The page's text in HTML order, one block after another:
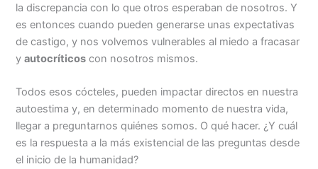
la discrepancia con lo que otros esperaban de nosotros. Y
es entonces cuando pueden generarse unas expectativas
de castigo, y nos volvemos vulnerables al miedo a fracasar
yautocríticos con nosotros mismos.
Todos esos cócteles, pueden impactar directos en nuestra
autoestima y, en determinado momento de nuestra vida,
llegar a preguntarnos quiénes somos. O qué hacer. ¿Y cuál
es la respuesta a la más existencial de las preguntas desde
el inicio de la humanidad?